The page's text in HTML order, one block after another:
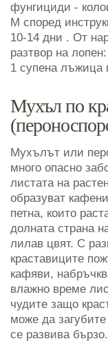
фунгициди -
M според
10-14 дни . От
разтвор на
1 супена лъжица
Мухъл по
Мухълът или
много опасно
листата на
образуват
петна, които
долната страна
лилав цвят. С
краставиците
кафяви,
влажно време
чудите защо
може да
се развива бързо.